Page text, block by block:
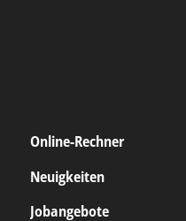
Online-Rechner
Neuigkeiten
Jobangebote